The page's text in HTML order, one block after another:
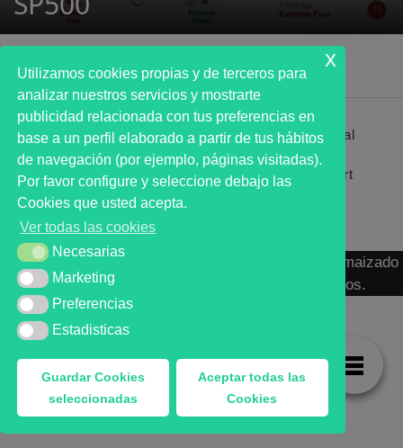
Primer analista bursátil automatizado profesional
que ayuda a la decisión | First automated stock
markets analyst software as a desission support
system.
MARKT ADVISOR ® 2016 :: Análisis Bursátil Automaizado
de Activos Cotizados en Mercados Organizados.
Utilizamos cookies propias y de terceros para
analizar nuestros servicios y mostrarte
publicidad relacionada con tus preferencias en
base a un perfil elaborado a partir de tus hábitos
de navegación (por ejemplo, páginas visitadas).
Por favor configure y seleccione debajo las
Cookies que usted acepta.
Ver todas las cookies
NecesariasNecesarias
MarketingMarketing
Preferencias
Preferencias
Estadisticas
Estadisticas
Guardar Cookies
seleccionadas
Aceptar todas las
Cookies
x